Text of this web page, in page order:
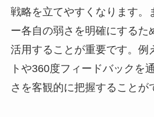
戦略を立てやすくなります。
ー各自の弱さを明確にするた
活用することが重要です。例
トや360度フィードバックを
さを客観的に把握することが